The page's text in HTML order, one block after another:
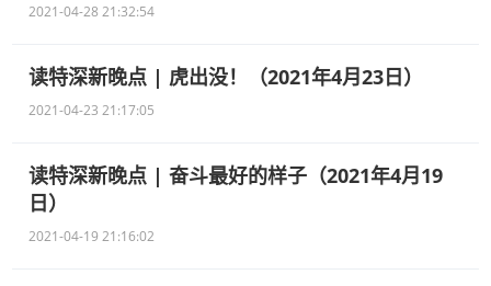
2021-04-28 21:32:54
读特深新晚点 | 虎出没！（2021年4月23日）
2021-04-23 21:17:05
读特深新晚点 | 奋斗最好的样子（2021年4月19
日）
2021-04-19 21:16:02